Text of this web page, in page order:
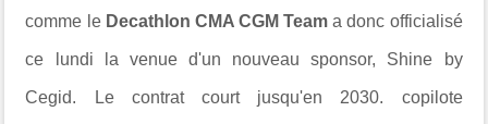
comme le Decathlon CMA CGM Team a donc officialisé
ce lundi la venue d'un nouveau sponsor, Shine by
Cegid. Le contrat court jusqu'en 2030. copilote